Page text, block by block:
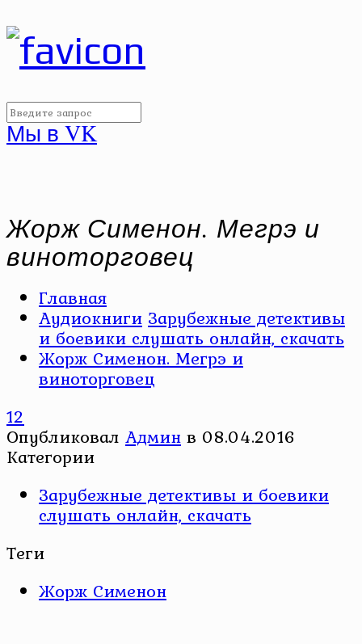
Мы в VK
Жорж Сименон. Мегрэ и
виноторговец
Главная
Аудиокниги Зарубежные детективы
и боевики слушать онлайн, скачать
Жорж Сименон. Мегрэ и
виноторговец
12
Опубликовал Админ в 08.04.2016
Категории
Зарубежные детективы и боевики
слушать онлайн, скачать
Теги
Жорж Сименон